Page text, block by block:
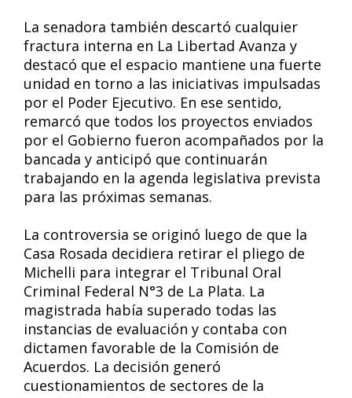
La senadora también descartó cualquier
fractura interna en La Libertad Avanza y
destacó que el espacio mantiene una fuerte
unidad en torno a las iniciativas impulsadas
por el Poder Ejecutivo. En ese sentido,
remarcó que todos los proyectos enviados
por el Gobierno fueron acompañados por la
bancada y anticipó que continuarán
trabajando en la agenda legislativa prevista
para las próximas semanas.
La controversia se originó luego de que la
Casa Rosada decidiera retirar el pliego de
Michelli para integrar el Tribunal Oral
Criminal Federal N°3 de La Plata. La
magistrada había superado todas las
instancias de evaluación y contaba con
dictamen favorable de la Comisión de
Acuerdos. La decisión generó
cuestionamientos de sectores de la